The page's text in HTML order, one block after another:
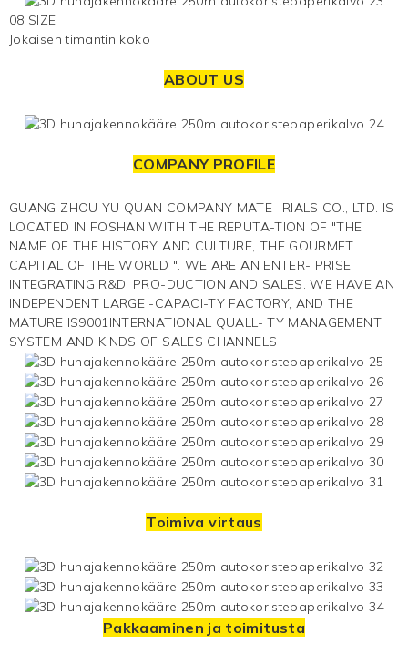
08 SIZE
Jokaisen timantin koko
ABOUT US
COMPANY PROFILE
GUANG ZHOU YU QUAN COMPANY MATE- RIALS CO., LTD. IS
LOCATED IN FOSHAN WITH THE REPUTA-TION OF "THE
NAME OF THE HISTORY AND CULTURE, THE GOURMET
CAPITAL OF THE WORLD ". WE ARE AN ENTER- PRISE
INTEGRATING R&D, PRO-DUCTION AND SALES. WE HAVE AN
INDEPENDENT LARGE -CAPACI-TY FACTORY, AND THE
MATURE IS9001INTERNATIONAL QUALL- TY MANAGEMENT
SYSTEM AND KINDS OF SALES CHANNELS
Toimiva virtaus
Pakkaaminen ja toimitusta